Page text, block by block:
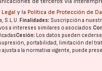
y la Política de Protección de
S.L.U. Finalidades: Suscripción a
a intereses similares o asociados.
Cesión: Los datos pueden
portabilidad, limitación del
a la normativa vigente, puede